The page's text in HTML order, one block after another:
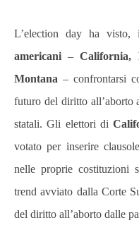
L’election day ha
americani–California,
Montana – confrontarsi
futuro del diritto all’aborto
statali. Gli elettori di
votato per inserire
nelle proprie costituzioni
trend avviato dalla Corte
del diritto all’aborto dalle